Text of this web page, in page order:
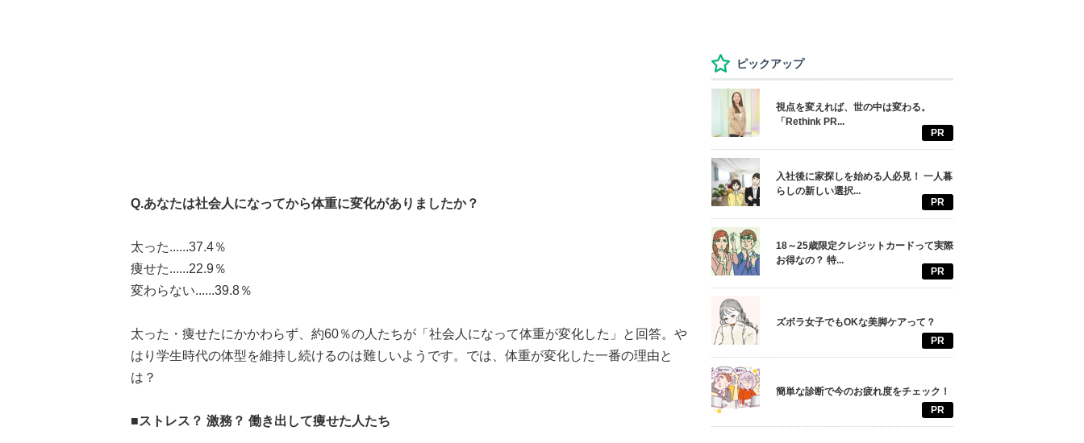
Q.あなたは社会人になってから体重に変化がありましたか？
太った......37.4％
痩せた......22.9％
変わらない......39.8％
太った・痩せたにかかわらず、約60％の人たちが「社会人になって体重が変化した」と回答。や
はり学生時代の体型を維持し続けるのは難しいようです。では、体重が変化した一番の理由と
は？
■ストレス？ 激務？ 働き出して痩せた人たち
ピックアップ
視点を変えれば、世の中は変わる。
「Rethink PR...
PR
入社後に家探しを始める人必見！ 一人暮
らしの新しい選択...
PR
18～25歳限定クレジットカードって実際
お得なの？ 特...
PR
ズボラ女子でもOKな美脚ケアって？
PR
簡単な診断で今のお疲れ度をチェック！
PR